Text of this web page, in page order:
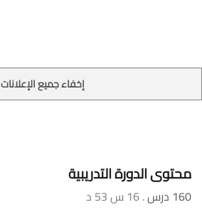
إخفاء جميع الإعلانات
محتوى الدورة التدريبية
160 درس . 16 س 53 د